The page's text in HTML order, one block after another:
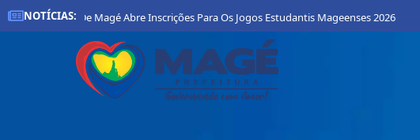
NOTÍCIAS:
Prefeitura De Magé Abre Inscrições Para Os Jogos Estudantis Mageenses 2026